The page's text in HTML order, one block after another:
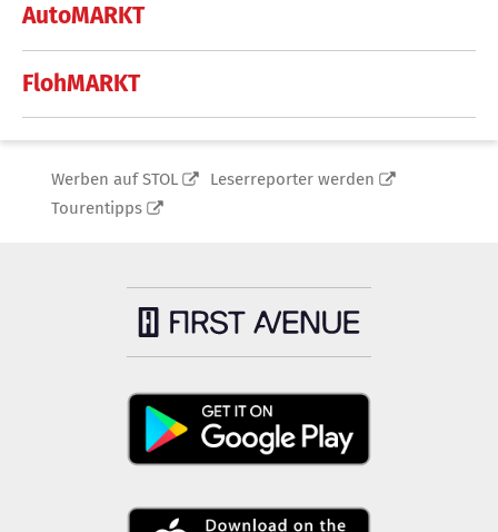
AutoMARKT
FlohMARKT
Werben auf STOL
Leserreporter werden
Tourentipps